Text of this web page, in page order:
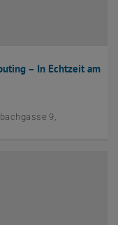
2024
– In Echtzeit am
9,
2024